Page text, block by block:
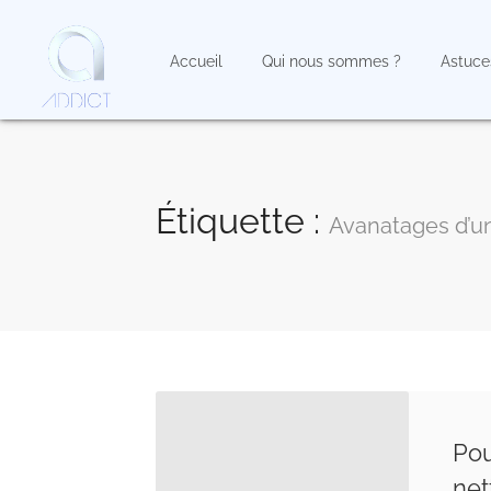
Accueil Qui nous sommes ?
Étiquette : Avanatages